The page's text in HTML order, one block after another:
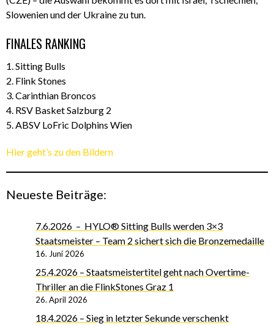
Slowenien und der Ukraine zu tun.
FINALES RANKING
1. Sitting Bulls
2. Flink Stones
3. Carinthian Broncos
4. RSV Basket Salzburg 2
5. ABSV LoFric Dolphins Wien
Hier geht’s zu den Bildern
Neueste Beiträge:
7.6.2026 – HYLO® Sitting Bulls werden 3×3
Staatsmeister – Team 2 sichert sich die Bronzemedaille
16. Juni 2026
25.4.2026 – Staatsmeistertitel geht nach Overtime-
Thriller an die FlinkStones Graz 1
26. April 2026
18.4.2026 – Sieg in letzter Sekunde verschenkt